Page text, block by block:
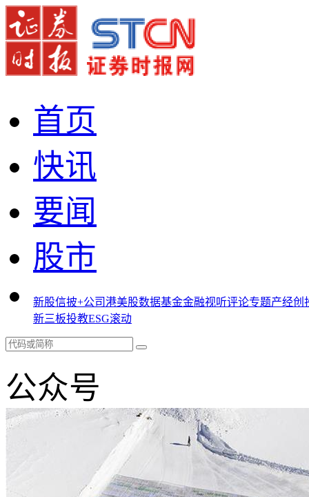
首页
快讯
要闻
股市
新股信披+公司港美股数据基金金融视听评论专题产经创
新三板投教ESG滚动
公众号